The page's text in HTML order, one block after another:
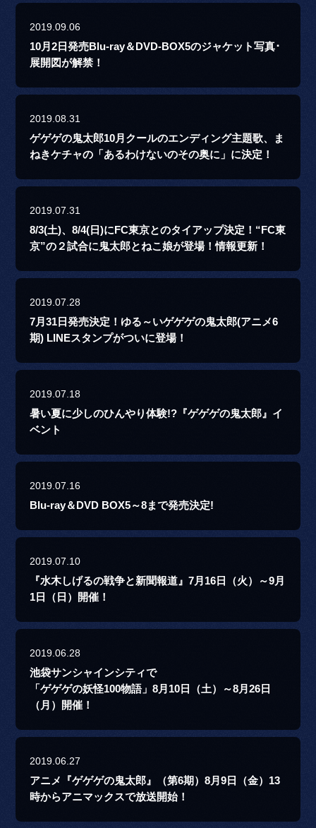
2019.09.06
10月2日発売Blu-ray＆DVD-BOX5のジャケット写真･
展開図が解禁！
2019.08.31
ゲゲゲの鬼太郎10月クールのエンディング主題歌、ま
ねきケチャの「あるわけないのその奥に」に決定！
2019.07.31
8/3(土)、8/4(日)にFC東京とのタイアップ決定！“FC東
京”の２試合に鬼太郎とねこ娘が登場！情報更新！
2019.07.28
7月31日発売決定！ゆる～いゲゲゲの鬼太郎(アニメ6
期) LINEスタンプがついに登場！
2019.07.18
暑い夏に少しのひんやり体験!?『ゲゲゲの鬼太郎』イ
ベント
2019.07.16
Blu-ray＆DVD BOX5～8まで発売決定!
2019.07.10
『水木しげるの戦争と新聞報道』7月16日（火）～9月
1日（日）開催！
2019.06.28
池袋サンシャインシティで
「ゲゲゲの妖怪100物語」8月10日（土）～8月26日
（月）開催！
2019.06.27
アニメ『ゲゲゲの鬼太郎』（第6期）8月9日（金）13
時からアニマックスで放送開始！